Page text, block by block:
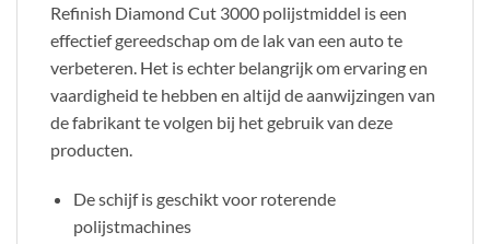
Refinish Diamond Cut 3000 polijstmiddel is een
effectief gereedschap om de lak van een auto te
verbeteren. Het is echter belangrijk om ervaring en
vaardigheid te hebben en altijd de aanwijzingen van
de fabrikant te volgen bij het gebruik van deze
producten.
De schijf is geschikt voor roterende
polijstmachines